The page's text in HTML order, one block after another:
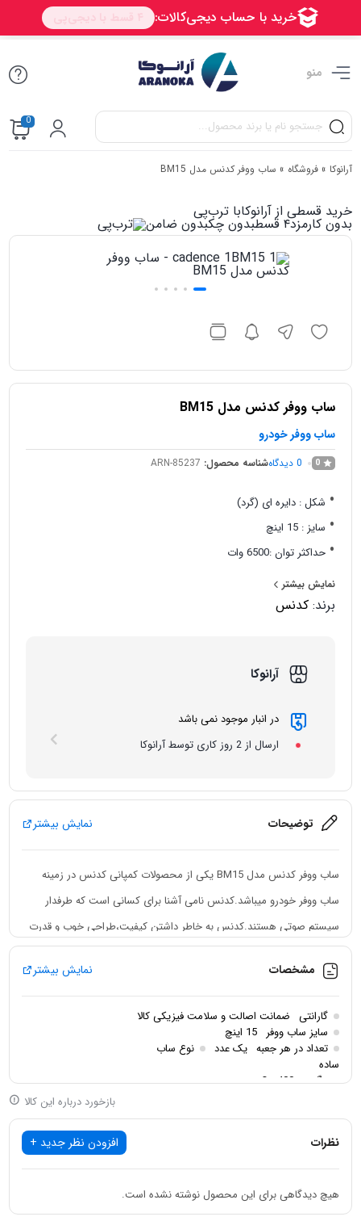
منو
0
آرانوکا »فروشگاه » ساب ووفر کدنس مدل BM15
خرید قسطی از آرانوکابا ترب‌پی
بدون کارمزد۴ قسط بدون چکبدون ضامن
ساب ووفر کدنس مدل BM15
ساب ووفر خودرو
0
0 دیدگاهشناسه محصول: ARN-85237
شکل : دایره ای (گرد)
سایز : 15 اینچ
حداکثر توان :6500 وات
توان اسمی (RMS) : 2500 وات
تعداد در هر جعبه : یک عدد
نمایش بیشتر
برند:کدنس
آرانوکا
در انبار موجود نمی باشد
ارسال از 2 روز کاری توسط آرانوکا
توضیحات نمایش بیشتر
ساب ووفر کدنس مدل BM15 یکی از محصولات کمپانی کدنس در زمینه
ساب ووفر خودرو میباشد.کدنس نامی آشنا برای کسانی است که طرفدار
سیستم صوتی هستند.کدنس به خاطر داشتن کیفیت،طراحی خوب و قدرت
بالا همیشه زبانزد بوده است.ساب ووفر کدنس BM15 یک ساب ووفر 15 اینچ
حرفه ای بوده و برای راه اندازی آن نیاز به آمپلی فایر مونو دارد.کدنس در
میباشد.اگر دنبال یک ساب با کیفیت میگردید کدنس یکی از بهترین گزینه
هاست.این ساب ووفر را میتوان یکی از بهترین و با کیفیت ترین ساب ووفر
ها در سطح جهانی دانست که کیفیت فوق العاده ای دارد.
مشخصات نمایش بیشتر
گارانتی ضمانت اصالت و سلامت فیزیکی کالا
سایز ساب ووفر 15 اینچ
تعداد در هر جعبه یک عدد
نوع ساب
ساده
مگنت 400 Oz
بازخورد درباره این کالا
نظرات افزودن نظر جدید +
هیچ دیدگاهی برای این محصول نوشته نشده است.